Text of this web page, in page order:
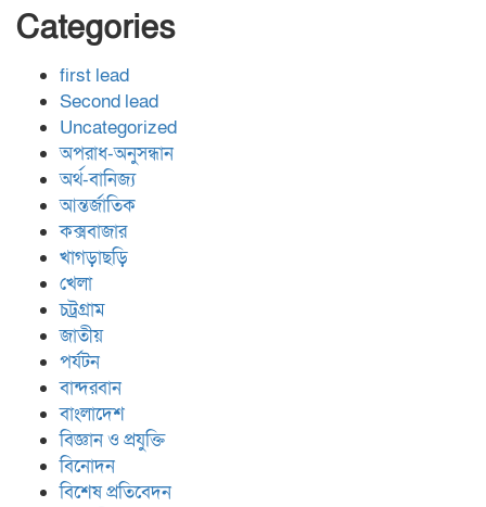
Categories
first lead
Second lead
Uncategorized
অপরাধ-অনুসন্ধান
অর্থ-বানিজ্য
আন্তর্জাতিক
কক্সবাজার
খাগড়াছড়ি
খেলা
চট্রগ্রাম
জাতীয়
পর্যটন
বান্দরবান
বাংলাদেশ
বিজ্ঞান ও প্রযুক্তি
বিনোদন
বিশেষ প্রতিবেদন